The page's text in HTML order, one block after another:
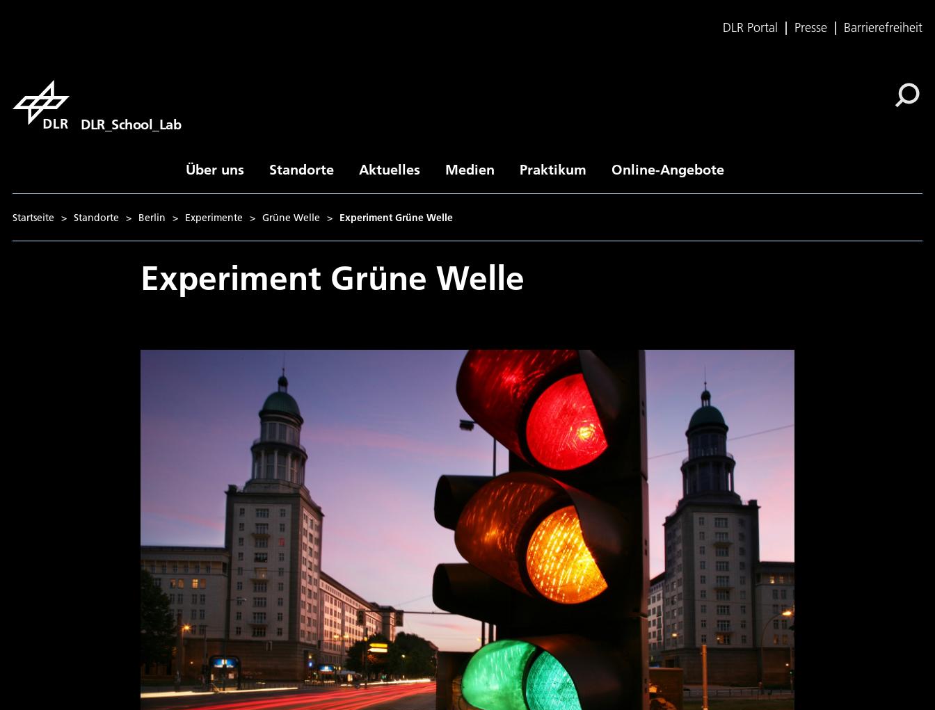
DLR Portal Presse Barrierefreiheit
DLR_School_Lab
Über uns Standorte Aktuelles Medien Praktikum Online-Angebote
Startseite > Standorte > Berlin > Experimente > Grüne Welle > Experiment Grüne Welle
Experiment Grüne Welle